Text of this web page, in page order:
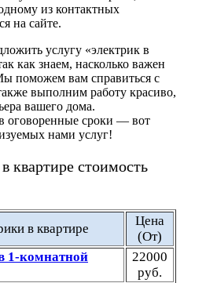
из контактных
на сайте.
услугу «электрик в
как знаем, насколько важен
поможем вам справиться с
выполним работу красиво,
вашего дома.
оговоренные сроки — вот
нами услуг!
квартире стоимость
в квартире
Цена
(От)
1-комнатной
22000
руб.